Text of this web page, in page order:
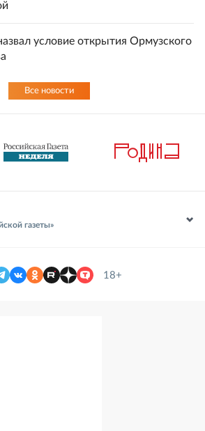
условие открытия Ормузского
Все новости
газеты»
18+